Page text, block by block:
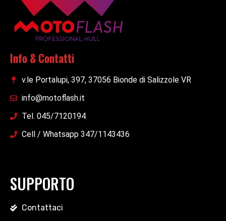
Info & Contatti
v.le Portalupi, 397, 37056 Bionde di Salizzole VR
info@motoflash.it
Tel. 045/7120194
Cell / Whatsapp 347/1143436
SUPPORTO
Contattaci